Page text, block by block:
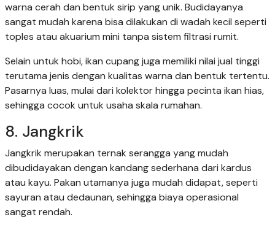
warna cerah dan bentuk sirip yang unik. Budidayanya
sangat mudah karena bisa dilakukan di wadah kecil seperti
toples atau akuarium mini tanpa sistem filtrasi rumit.
Selain untuk hobi, ikan cupang juga memiliki nilai jual tinggi
terutama jenis dengan kualitas warna dan bentuk tertentu.
Pasarnya luas, mulai dari kolektor hingga pecinta ikan hias,
sehingga cocok untuk usaha skala rumahan.
8. Jangkrik
Jangkrik merupakan ternak serangga yang mudah
dibudidayakan dengan kandang sederhana dari kardus
atau kayu. Pakan utamanya juga mudah didapat, seperti
sayuran atau dedaunan, sehingga biaya operasional
sangat rendah.